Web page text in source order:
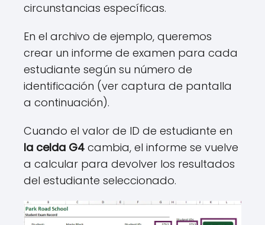
circunstancias específicas.
En el archivo de ejemplo, queremos
crear un informe de examen para cada
estudiante según su número de
identificación (ver captura de pantalla
a continuación).
Cuando el valor de ID de estudiante en
la celda G4 cambia, el informe se vuelve
a calcular para devolver los resultados
del estudiante seleccionado.